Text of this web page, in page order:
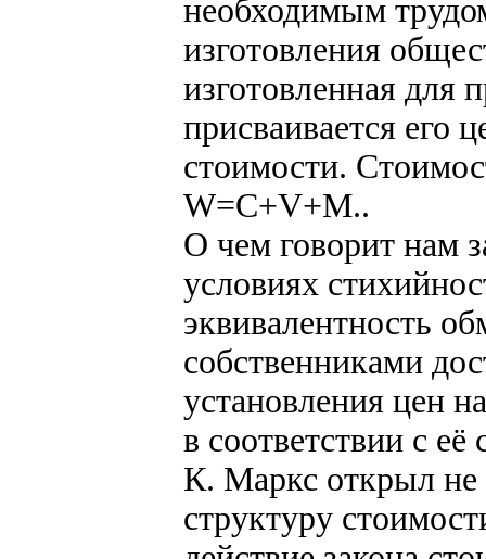
необходимым
изготовления
изготовленная для
присваивается его
стоимости.
W=C+V+M..
О чем говорит нам
условиях
эквивалентность
собственниками
установления цен
в соответствии с
К. Маркс открыл не
структуру